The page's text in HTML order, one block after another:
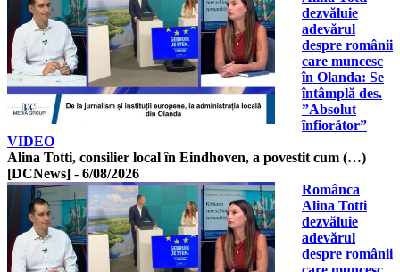
dezvăluie
adevărul
despre românii
care muncesc
în Olanda: Se
întâmplă des.
”Absolut
înfiorător”
VIDEO
Alina Totti, consilier local în Eindhoven, a povestit cum (…)
[DCNews] - 6/08/2026
Românca
Alina Totti
dezvăluie
adevărul
despre românii